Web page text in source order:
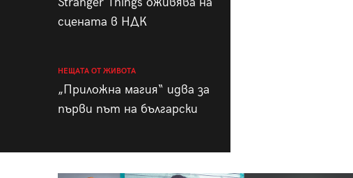
сцената в НДК
НЕЩАТА ОТ ЖИВОТА
„Приложна магия“ идва за
първи път на български